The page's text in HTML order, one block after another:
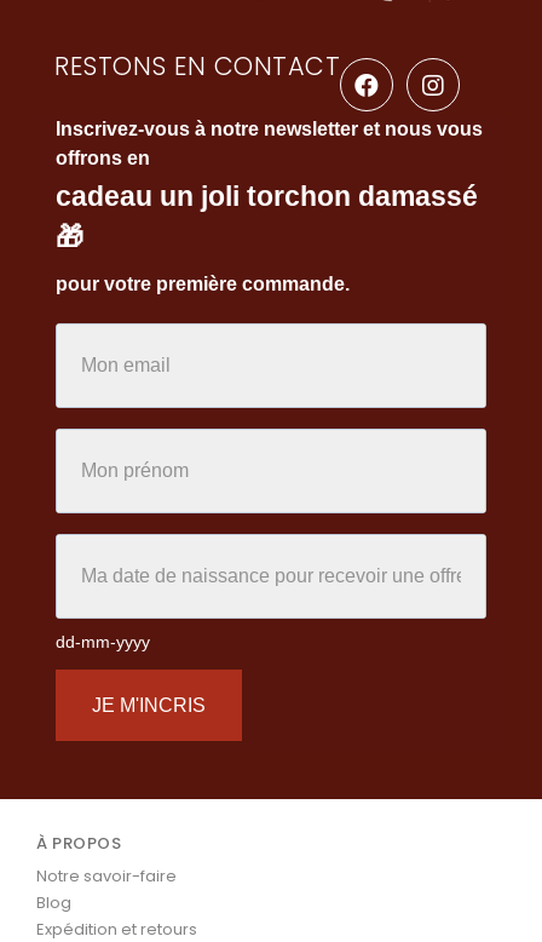
RESTONS EN CONTACT
Inscrivez-vous à notre newsletter et nous vous
offrons en
cadeau un joli torchon damassé
🎁
pour votre première commande.
dd-mm-yyyy
JE M'INCRIS
À PROPOS
Notre savoir-faire
Blog
Expédition et retours